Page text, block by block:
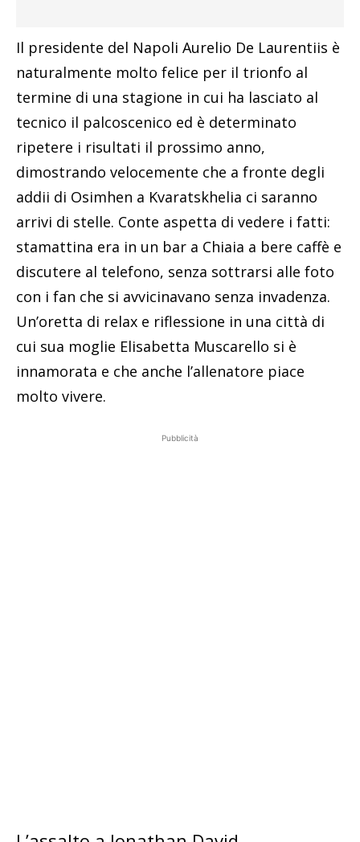
Il presidente del Napoli Aurelio De Laurentiis è
naturalmente molto felice per il trionfo al
termine di una stagione in cui ha lasciato al
tecnico il palcoscenico ed è determinato
ripetere i risultati il prossimo anno,
dimostrando velocemente che a fronte degli
addii di Osimhen a Kvaratskhelia ci saranno
arrivi di stelle. Conte aspetta di vedere i fatti:
stamattina era in un bar a Chiaia a bere caffè e
discutere al telefono, senza sottrarsi alle foto
con i fan che si avvicinavano senza invadenza.
Un’oretta di relax e riflessione in una città di
cui sua moglie Elisabetta Muscarello si è
innamorata e che anche l’allenatore piace
molto vivere.
Pubblicità